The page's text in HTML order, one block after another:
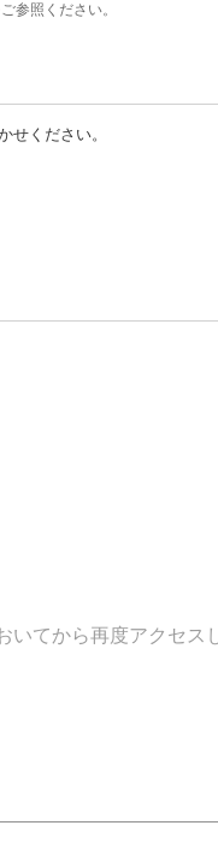
参照ください。
せください。
てから再度アクセス